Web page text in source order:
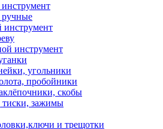
ручные
инструмент
инструмент
угольники
пробойники
скобы
зажимы
и трещотки